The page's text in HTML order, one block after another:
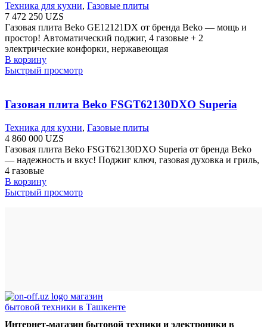
Техника для кухни, Газовые плиты
7 472 250 UZS
Газовая плита Beko GE12121DX от бренда Beko — мощь и
простор! Автоматический поджиг, 4 газовые + 2
электрические конфорки, нержавеющая
В корзину
Быстрый просмотр
Газовая плита Beko FSGT62130DXO Superia
Техника для кухни, Газовые плиты
4 860 000 UZS
Газовая плита Beko FSGT62130DXO Superia от бренда Beko
— надежность и вкус! Поджиг ключ, газовая духовка и гриль,
4 газовые
В корзину
Быстрый просмотр
Интернет-магазин бытовой техники и электроники в